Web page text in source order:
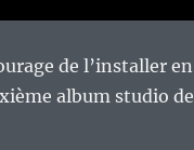
de l’installer en
album studio de